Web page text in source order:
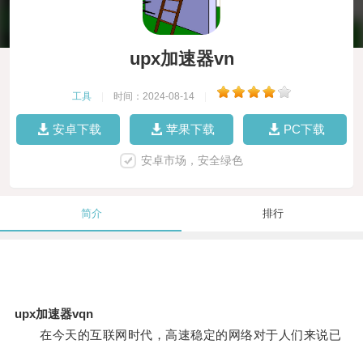
upx加速器vn
工具 时间：2024-08-14
安卓下载 苹果下载 PC下载
安卓市场，安全绿色
简介 排行
upx加速器vqn
在今天的互联网时代，高速稳定的网络对于人们来说已